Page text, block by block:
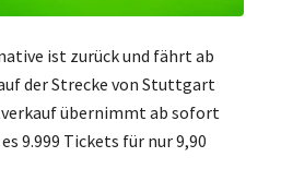
ist zurück und fährt ab
der Strecke von Stuttgart
übernimmt ab sofort
9.999 Tickets für nur 9,90